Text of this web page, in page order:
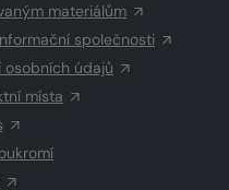
materiálům
společnosti
osobních údajů
místa